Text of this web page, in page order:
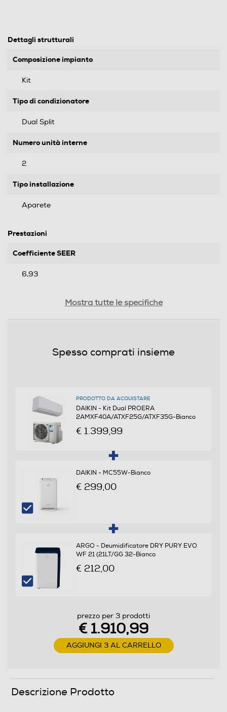
Dettagli strutturali
Composizione impianto
Kit
Tipo di condizionatore
Dual Split
Numero unità interne
2
Tipo installazione
Aparete
Prestazioni
Coefficiente SEER
6,93
Classe energia riscaldamento
Tipo di gas utilizzato
Informazioni sulla sicurezza del prodotto
Mostra tutte le specifiche
Spesso comprati insieme
PRODOTTO DA ACQUISTARE
DAIKIN - Kit Dual PROERA
2AMXF40A/ATXF25G/ATXF35G-Bianco
€ 1.399,99
DAIKIN - MC55W-Bianco
€ 299,00
ARGO - Deumidificatore DRY PURY EVO
WF 21 (21LT/GG 32-Bianco
€ 212,00
prezzo per 3 prodotti
€ 1.910,99
AGGIUNGI 3 AL CARRELLO
Descrizione Prodotto